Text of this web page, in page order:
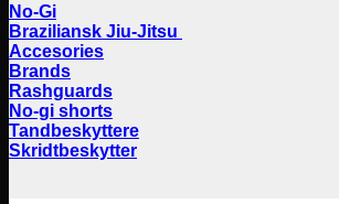
No-Gi
Braziliansk Jiu-Jitsu
Accesories
Brands
Rashguards
No-gi shorts
Tandbeskyttere
Skridtbeskytter